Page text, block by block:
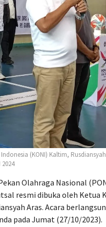
(KONI) Kaltim,
Olahraga Nasional
resmi dibuka oleh Ketua
Aras. Acara
pada Jumat (27/10/2023).